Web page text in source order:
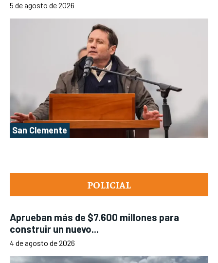
POLICIAL
Aprueban más de $7.600 millones para
construir un nuevo...
4 de agosto de 2026
5 de agosto de 2026
San Clemente